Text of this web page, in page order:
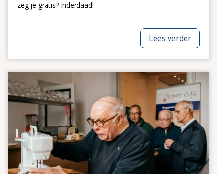
zeg je gratis? Inderdaad!
Lees verder